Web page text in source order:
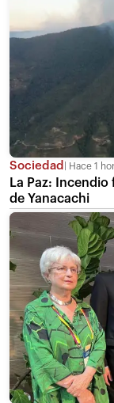
Sociedad Hace 1
La Paz:
de Yanacachi